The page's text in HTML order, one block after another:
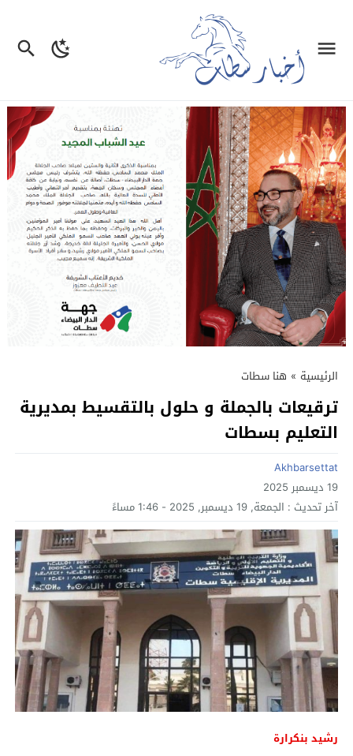
الرئيسية » هنا سطات
ترقيعات بالجملة و حلول بالتقسيط بمديرية
التعليم بسطات
Akhbarsettat
19 ديسمبر 2025
آخر تحديث : الجمعة, 19 ديسمبر, 2025 - 1:46 مساءً
رشيد بنكرارة